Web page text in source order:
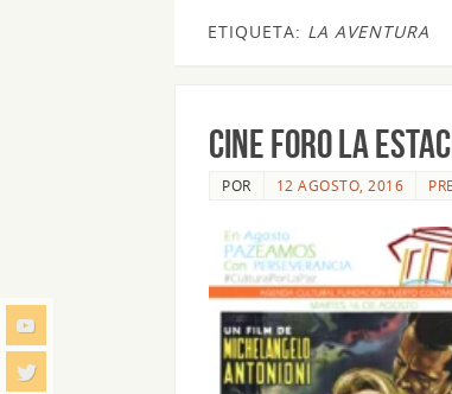
ETIQUETA: LA AVENTURA
CINE FORO LA
POR 12 AGOSTO, 2016